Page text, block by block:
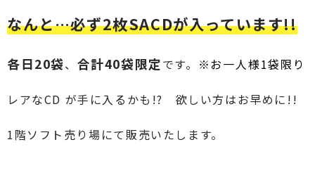
なんと…必ず2枚SACDが入っています!!
各日20袋、 合計40袋限定です。 ※お一人様1袋限り
レアなCD が手に入るかも!? 欲しい方はお早めに!!
1階ソフト売り場にて販売いたします。